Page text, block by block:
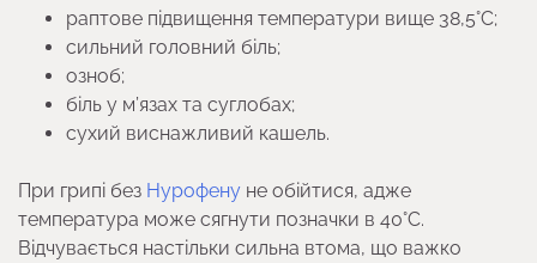
раптове підвищення температури вище 38,5°C;
сильний головний біль;
озноб;
біль у м’язах та суглобах;
сухий виснажливий кашель.
При грипі без Нурофену не обійтися, адже
температура може сягнути позначки в 40°C.
Відчувається настільки сильна втома, що важко